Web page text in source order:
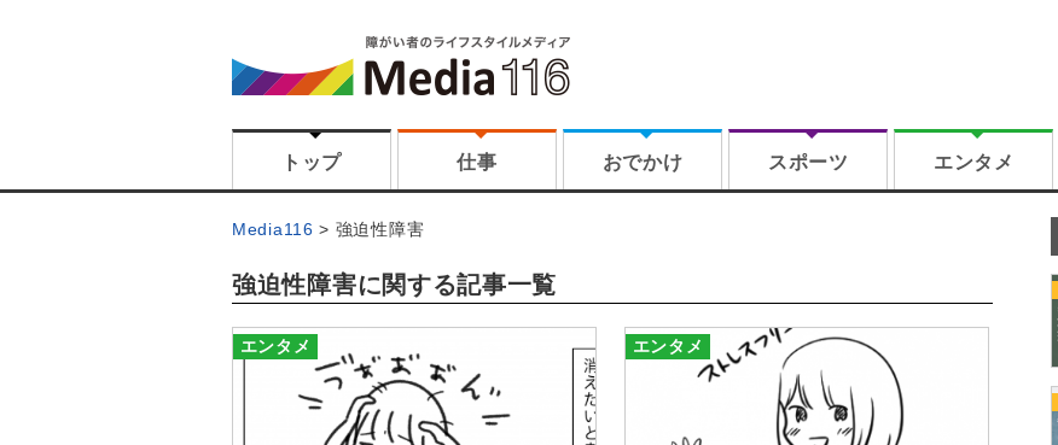
トップ 仕事 おでかけ スポーツ エンタメ
Media116 強迫性障害
強迫性障害に関する記事一覧
エンタメ エンタメ